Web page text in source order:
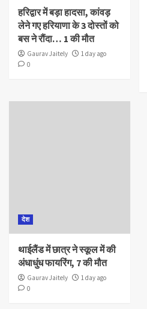
हरिद्वार में बड़ा हादसा, कांवड़
लेने गए हरियाणा के 3 दोस्तों को
बस ने रौंदा… 1 की मौत
Gaurav Jaitely
1 day ago
0
देश
थाईलैंड में छात्र ने स्कूल में की
अंधाधुंध फायरिंग, 7 की मौत
Gaurav Jaitely
1 day ago
0